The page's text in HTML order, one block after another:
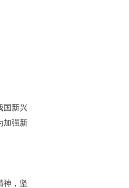
国新兴
加强新
神，坚